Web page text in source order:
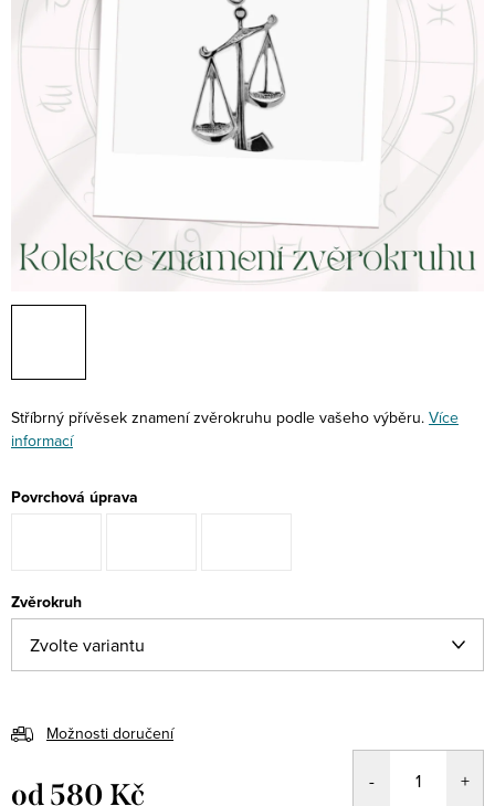
Stříbrný přívěsek znamení zvěrokruhu podle vašeho výběru. Více
informací
Povrchová úprava
Zvěrokruh
Možnosti doručení
od580 Kč